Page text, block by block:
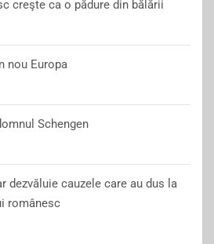
creşte ca o pădure din bălării
nou Europa
Schengen
dezvăluie cauzele care au dus la
românesc